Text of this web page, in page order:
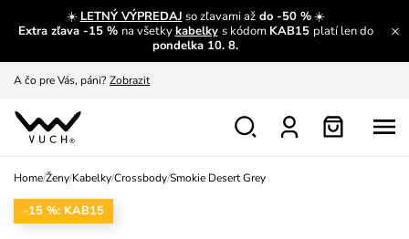
☀️ LETNÝ VÝPREDAJ so zľavami aždo -50 %☀️
Extra zľava -15 % na všetkykabelky s kódom KAB15 platí len do
pondelka 10. 8.
Prečítať viac
A čo pre Vás, páni? Zobrazit
S čím chybu neurobíš?
Nech sa inšpirovať Zobraziť
Home/Ženy/Kabelky/Crossbody/Smokie Desert Grey
-15 %: KAB15